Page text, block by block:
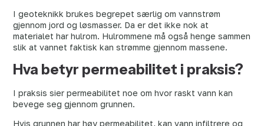
I geoteknikk brukes begrepet særlig om vannstrøm
gjennom jord og løsmasser. Da er det ikke nok at
materialet har hulrom. Hulrommene må også henge sammen
slik at vannet faktisk kan strømme gjennom massene.
Hva betyr permeabilitet i praksis?
I praksis sier permeabilitet noe om hvor raskt vann kan
bevege seg gjennom grunnen.
Hvis grunnen har høy permeabilitet, kan vann infiltrere og